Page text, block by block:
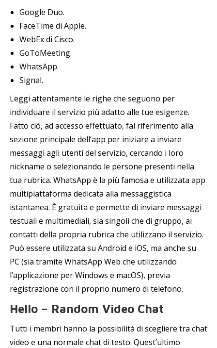
Google Duo.
FaceTime di Apple.
WebEx di Cisco.
GoToMeeting.
WhatsApp.
Signal.
Leggi attentamente le righe che seguono per
individuare il servizio più adatto alle tue esigenze.
Fatto ciò, ad accesso effettuato, fai riferimento alla
sezione principale dell’app per iniziare a inviare
messaggi agli utenti del servizio, cercando i loro
nickname o selezionando le persone presenti nella
tua rubrica. WhatsApp è la più famosa e utilizzata app
multipiattaforma dedicata alla messaggistica
istantanea. È gratuita e permette di inviare messaggi
testuali e multimediali, sia singoli che di gruppo, ai
contatti della propria rubrica che utilizzano il servizio.
Può essere utilizzata su Android e iOS, ma anche su
PC (sia tramite WhatsApp Web che utilizzando
l’applicazione per Windows e macOS), previa
registrazione con il proprio numero di telefono.
Hello – Random Video Chat
Tutti i membri hanno la possibilità di scegliere tra chat
video e una normale chat di testo. Quest’ultimo